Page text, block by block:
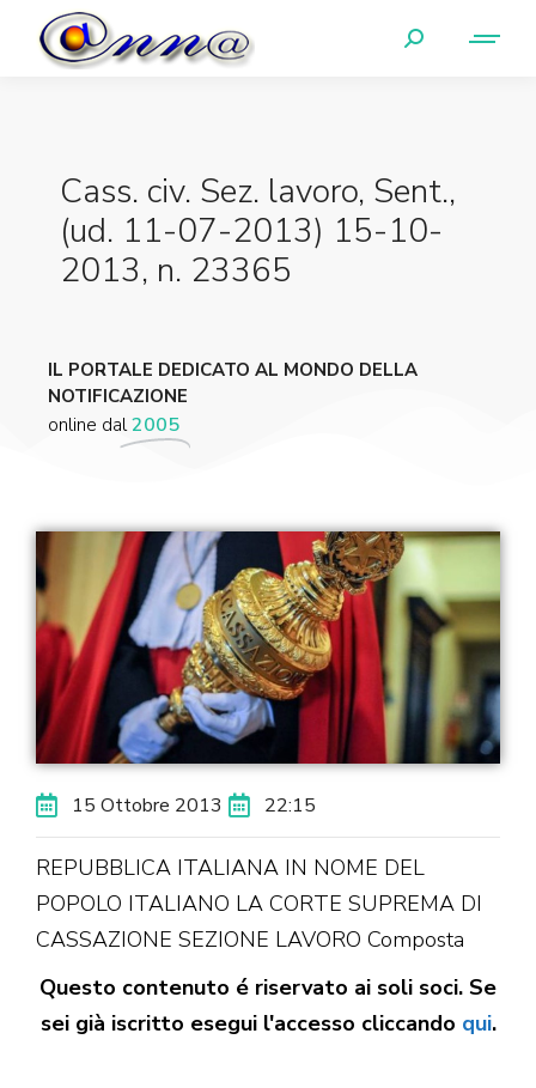
Cass. civ. Sez. lavoro, Sent.,
(ud. 11-07-2013) 15-10-
2013, n. 23365
IL PORTALE DEDICATO AL MONDO DELLA
NOTIFICAZIONE
online dal2005
15 Ottobre 2013 22:15
REPUBBLICA ITALIANA IN NOME DEL
POPOLO ITALIANO LA CORTE SUPREMA DI
CASSAZIONE SEZIONE LAVORO Composta
Questo contenuto é riservato ai soli soci. Se
sei già iscritto esegui l'accesso cliccando qui.